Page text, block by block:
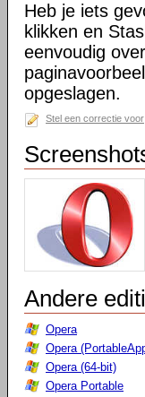
Heb je iets
klikken en
eenvoudig
opgeslagen.
Stel een correctie voor
Andere
Opera
Opera
Opera (64-bit)
Opera Portable